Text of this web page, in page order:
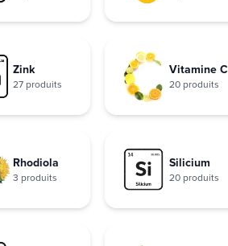
Zink
27 produits
Vitamine C
20 produits
Rhodiola
3 produits
Silicium
20 produits